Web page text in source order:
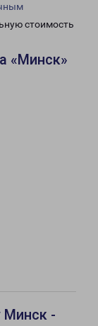
стоимость
«Минск»
Минск -